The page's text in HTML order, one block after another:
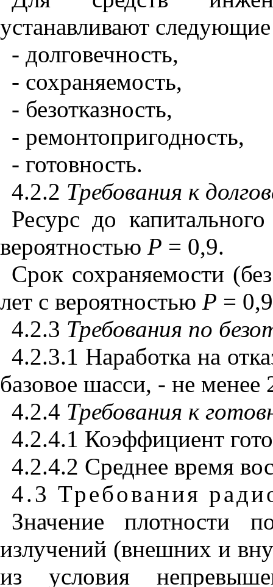
устанавливают
- долговечность,
- сохраняемость,
- безотказность,
- ремонтопригодность,
- готовность.
4.2.2 Требования к
Ресурс до
вероятностью Р = 0,9.
Срок сохраняемости
лет с вероятностью Р =
4.2.3 Требования по
4.2.3.1 Наработка на
базовое шасси, - не менее
4.2.4 Требования к
4.2.4.1 Коэффициент
4.2.4.2 Среднее время
4.3 Требования
Значение плотности
излучений (внешних и
из условия